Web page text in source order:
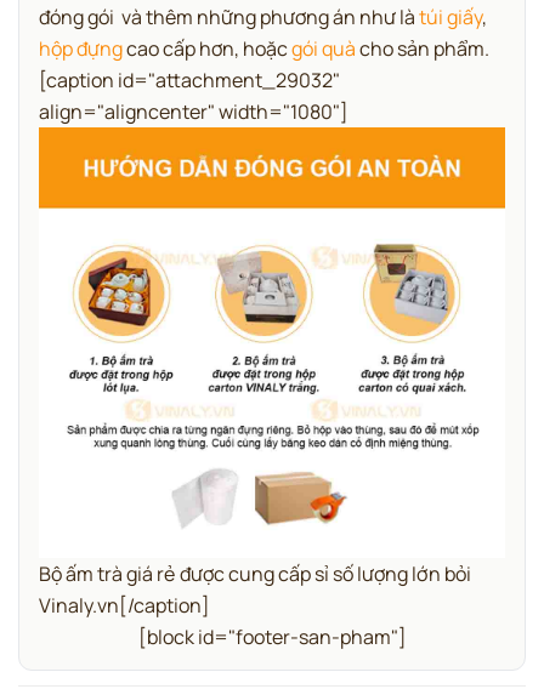
đóng gói và thêm những phương án như làtúi giấy,
hộp đựngcao cấp hơn, hoặcgói quàcho sản phẩm.
[caption id="attachment_29032"
align="aligncenter" width="1080"]
Bộ ấm trà giá rẻ được cung cấp sỉ số lượng lớn bỏi
Vinaly.vn[/caption]
[block id="footer-san-pham"]